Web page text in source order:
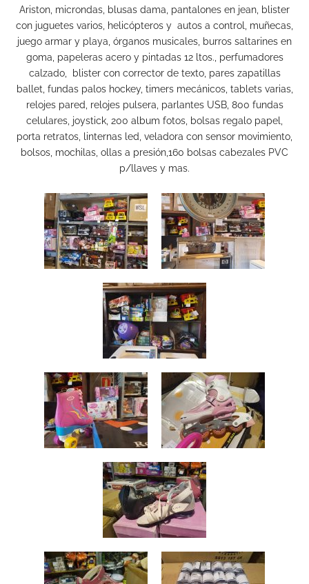
Ariston, microndas, blusas dama, pantalones en jean, blister
con juguetes varios, helicópteros y autos a control, muñecas,
juego armar y playa, órganos musicales, burros saltarines en
goma, papeleras acero y pintadas 12 ltos., perfumadores
calzado, blister con corrector de texto, pares zapatillas
ballet, fundas palos hockey, timers mecánicos, tablets varias,
relojes pared, relojes pulsera, parlantes USB, 800 fundas
celulares, joystick, 200 album fotos, bolsas regalo papel,
porta retratos, linternas led, veladora con sensor movimiento,
bolsos, mochilas, ollas a presión,160 bolsas cabezales PVC
p/llaves y mas.